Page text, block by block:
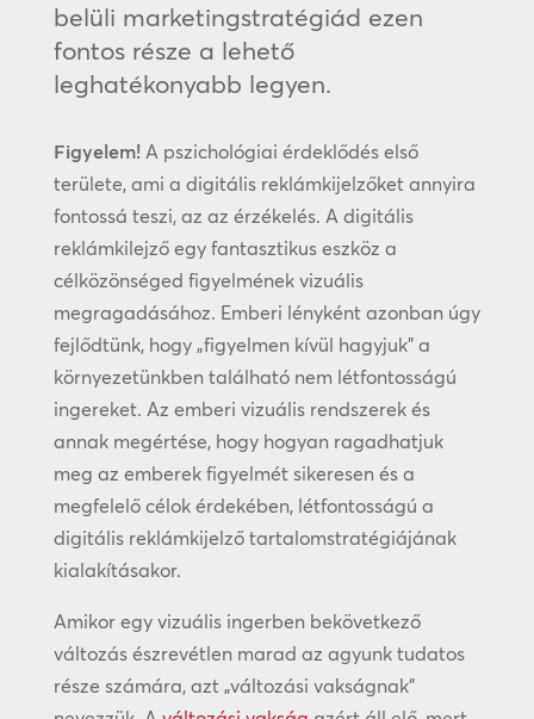
belüli marketingstratégiád ezen
fontos része a lehető
leghatékonyabb legyen.
Figyelem!A pszichológiai érdeklődés első
területe, ami a digitális reklámkijelzőket annyira
fontossá teszi, az az érzékelés. A digitális
reklámkilejző egy fantasztikus eszköz a
célközönséged figyelmének vizuális
megragadásához. Emberi lényként azonban úgy
fejlődtünk, hogy „figyelmen kívül hagyjuk” a
környezetünkben található nem létfontosságú
ingereket. Az emberi vizuális rendszerek és
annak megértése, hogy hogyan ragadhatjuk
meg az emberek figyelmét sikeresen és a
megfelelő célok érdekében, létfontosságú a
digitális reklámkijelző tartalomstratégiájának
kialakításakor.
Amikor egy vizuális ingerben bekövetkező
változás észrevétlen marad az agyunk tudatos
része számára, azt „változási vakságnak”